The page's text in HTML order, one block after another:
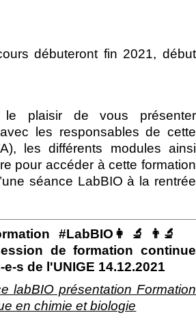
débuteront fin 2021, début
le plaisir de vous présenter
les responsables de cette
les différents modules ainsi
pour accéder à cette formation
séance LabBIO à la rentrée
#LabBIO👩‍🔬👨‍🔬
de formation continue
s de l'UNIGE 14.12.2021
labBIO présentation Formation
en chimie et biologie